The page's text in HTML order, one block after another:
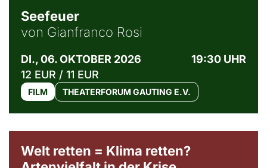
Seefeuer
von Gianfranco Rosi
DI., 06. OKTOBER 2026
19:30 UHR
12 EUR / 11 EUR
FILM THEATERFORUM GAUTING E.V.
Welt retten = Klima retten?